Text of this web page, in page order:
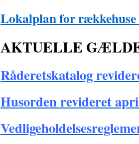
Lokalplan for
AKTUELLE
Råderetskatalog
Husorden revideret